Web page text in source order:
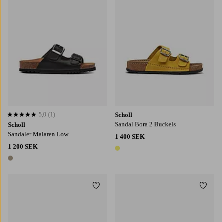
Scholl
Sandaler Malaren Low
1 200 SEK
1 färg
5,0 baserat på 1 st betyg
5,0 (1)
Scholl
Sandal Bora 2 Buckels
1 400 SEK
1 färg
Lägg till i favoriter